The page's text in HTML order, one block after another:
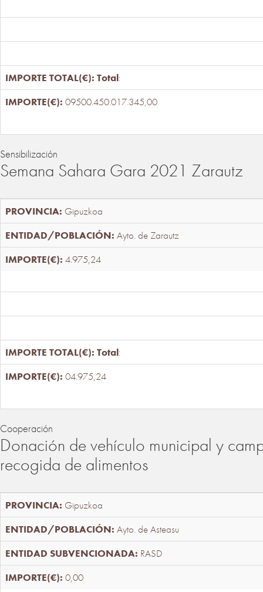
Total:
09500.450.017.345,00
Sensibilización
Semana Sahara Gara 2021 Zarautz
Gipuzkoa
Ayto. de Zarautz
4.975,24
Total:
04.975,24
Cooperación
Donación de vehículo municipal y
recogida de alimentos
Gipuzkoa
Ayto. de Asteasu
RASD
0,00